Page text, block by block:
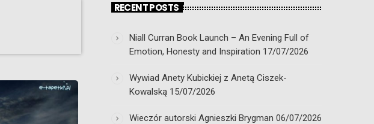
RECENT POSTS
Niall Curran Book Launch – An Evening Full of
Emotion, Honesty and Inspiration 17/07/2026
Wywiad Anety Kubickiej z Anetą Ciszek-
Kowalską 15/07/2026
Wieczór autorski Agnieszki Brygman 06/07/2026